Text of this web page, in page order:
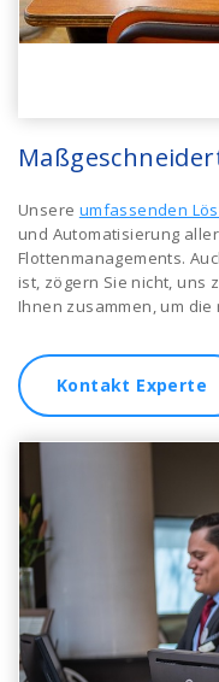
Unsere umfassenden
und Automatisierung
Flottenmanagements.
ist, zögern Sie nicht, uns
Ihnen zusammen, um
Kontakt Experte